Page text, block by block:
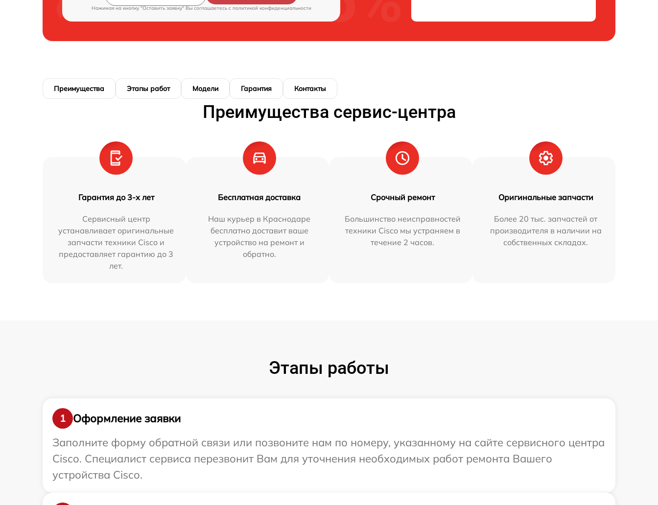
Нажимая на кнопку "Оставить заявку" Вы соглашаетесь c политикой конфиденциальности
Преимущества Этапы работ Модели Гарантия Контакты
Преимущества сервис-центра
Гарантия до 3-х лет
Сервисный центр
устанавливает оригинальные
запчасти техники Cisco и
предоставляет гарантию до 3
лет.
Бесплатная доставка
Наш курьер в Краснодаре
бесплатно доставит ваше
устройство на ремонт и
обратно.
Срочный ремонт
Большинство неисправностей
техники Cisco мы устраняем в
течение 2 часов.
Оригинальные запчасти
Более 20 тыс. запчастей от
производителя в наличии на
собственных складах.
Этапы работы
1
Оформление заявки
Заполните форму обратной связи или позвоните нам по номеру, указанному на сайте сервисного центра
Cisco. Специалист сервиса перезвонит Вам для уточнения необходимых работ ремонта Вашего
устройства Cisco.